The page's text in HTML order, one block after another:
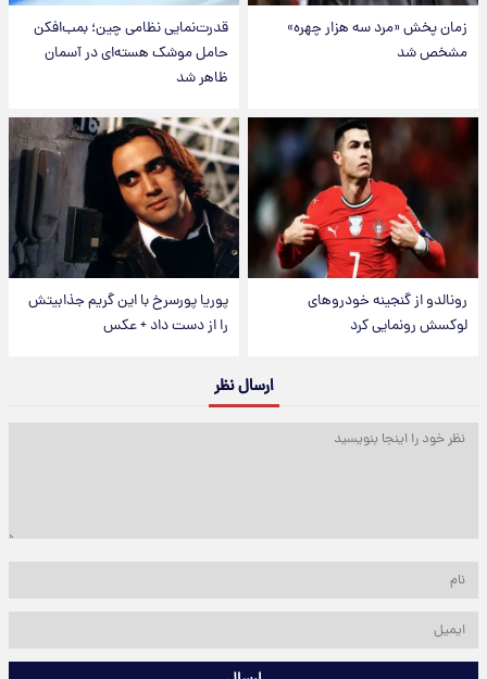
زمان پخش «مرد سه هزار چهره»
مشخص شد
قدرت‌نمایی نظامی چین؛ بمب‌افکن
حامل موشک هسته‌ای در آسمان
ظاهر شد
رونالدو از گنجینه خودروهای
لوکسش رونمایی کرد
پوریا پورسرخ با این گریم جذابیتش
را از دست داد + عکس
ارسال نظر